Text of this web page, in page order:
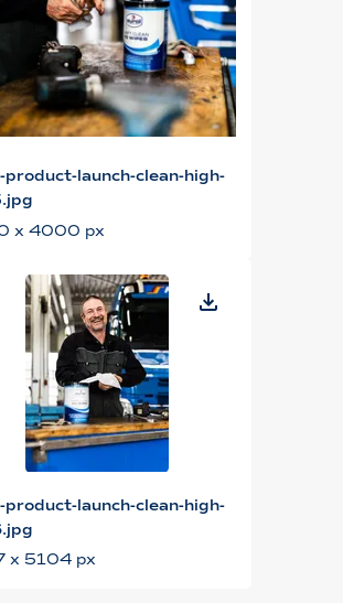
product-launch-clean-high-
x 4000 px
product-launch-clean-high-
x 5104 px